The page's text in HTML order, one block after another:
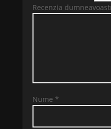
Recenzia
Nume *